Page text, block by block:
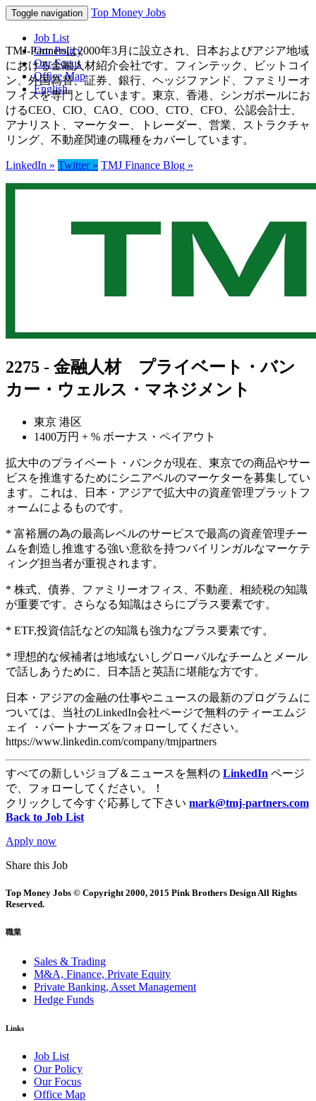
Toggle navigation Top Money Jobs
Job List
Our Policy
Our Focus
Office Map
English
TMJ-Partnersは2000年3月に設立され、日本およびアジア地域
における金融人材紹介会社です。フィンテック、ビットコイ
ン、外国為替、証券、銀行、ヘッジファンド、ファミリーオ
フィスを専門としています。東京、香港、シンガポールにお
けるCEO、CIO、CAO、COO、CTO、CFO、公認会計士、
アナリスト、マーケター、トレーダー、営業、ストラクチャ
リング、不動産関連の職種をカバーしています。
LinkedIn » Twitter » TMJ Finance Blog »
2275 - 金融人材 プライベート・バン
カー・ウェルス・マネジメント
東京 港区
1400万円 + % ボーナス・ペイアウト
拡大中のプライベート・バンクが現在、東京での商品やサー
ビスを推進するためにシニアベルのマーケターを募集してい
ます。これは、日本・アジアで拡大中の資産管理プラットフ
ォームによるものです。
* 富裕層の為の最高レベルのサービスで最高の資産管理チー
ムを創造し推進する強い意欲を持つバイリンガルなマーケテ
ィング担当者が重視されます。
* 株式、債券、ファミリーオフィス、不動産、相続税の知識
が重要です。さらなる知識はさらにプラス要素です。
* ETF,投資信託などの知識も強力なプラス要素です。
* 理想的な候補者は地域ないしグローバルなチームとメール
で話しあうために、日本語と英語に堪能な方です。
日本・アジアの金融の仕事やニュースの最新のプログラムに
ついては、当社のLinkedIn会社ページで無料のティーエムジ
ェイ ・パートナーズをフォローしてください。
https://www.linkedin.com/company/tmjpartners
すべての新しいジョブ＆ニュースを無料の LinkedIn ページ
で、フォローしてください。！
クリックして今すぐ応募して下さい mark@tmj-partners.com
Back to Job List
Apply now
Share this Job
Top Money Jobs © Copyright 2000, 2015 Pink Brothers Design All Rights
Reserved.
職業
Sales & Trading
M&A, Finance, Private Equity
Private Banking, Asset Management
Hedge Funds
Links
Job List
Our Policy
Our Focus
Office Map